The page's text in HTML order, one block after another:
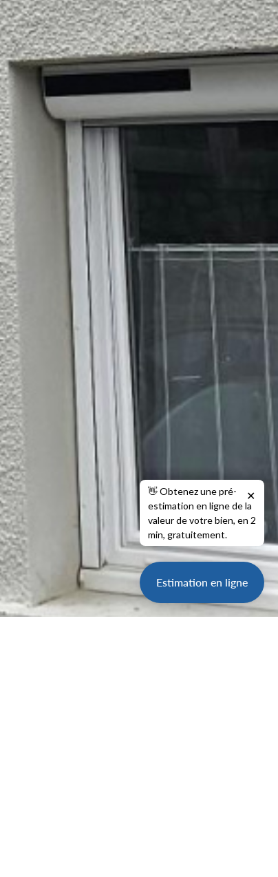
Estimation en ligne
👋 Obtenez une pré-
estimation en ligne de la
valeur de votre bien, en 2
min, gratuitement.
✕